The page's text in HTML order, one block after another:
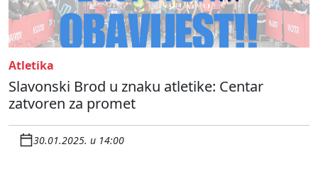
Atletika
Slavonski Brod u znaku atletike: Centar
zatvoren za promet
30.01.2025. u 14:00